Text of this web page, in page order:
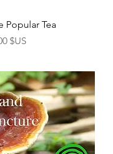
Popular Tea
$US